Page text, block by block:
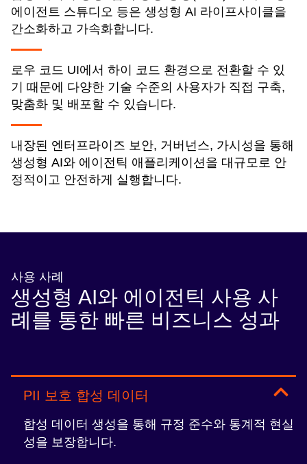
에이전트 스튜디오 등은 생성형 AI 라이프사이클을
간소화하고 가속화합니다.
로우 코드 UI에서 하이 코드 환경으로 전환할 수 있
기 때문에 다양한 기술 수준의 사용자가 직접 구축,
맞춤화 및 배포할 수 있습니다.
내장된 엔터프라이즈 보안, 거버넌스, 가시성을 통해
생성형 AI와 에이전틱 애플리케이션을 대규모로 안
정적이고 안전하게 실행합니다.
사용 사례
생성형 AI와 에이전틱 사용 사
례를 통한 빠른 비즈니스 성과
PII 보호 합성 데이터
합성 데이터 생성을 통해 규정 준수와 통계적 현실
성을 보장합니다.